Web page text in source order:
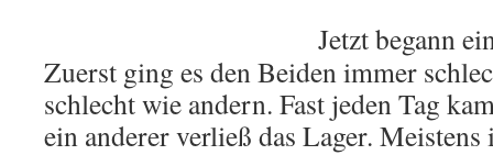
Jetzt begann
Zuerst ging es den Beiden immer
schlecht wie andern. Fast jeden Tag
ein anderer verließ das Lager. Meistens